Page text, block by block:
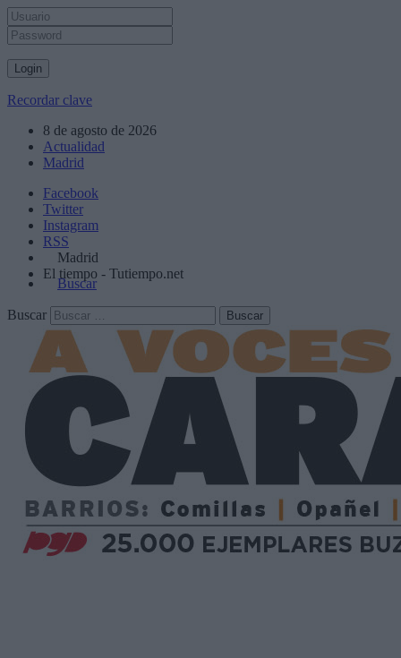
Recordar clave
8 de agosto de 2026
Actualidad
Madrid
Facebook
Twitter
Instagram
RSS
Madrid
El tiempo - Tutiempo.net
Buscar
Buscar